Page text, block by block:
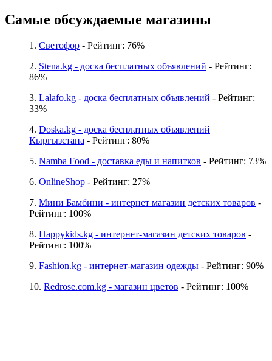
Самые обсуждаемые магазины
1. Светофор - Рейтинг: 76%
2. Stena.kg - доска бесплатных объявлений - Рейтинг:
86%
3. Lalafo.kg - доска бесплатных объявлений - Рейтинг:
33%
4. Doska.kg - доска бесплатных объявлений
Кыргызстана - Рейтинг: 80%
5. Namba Food - доставка еды и напитков - Рейтинг: 73%
6. OnlineShop - Рейтинг: 27%
7. Мини Бамбини - интернет магазин детских товаров -
Рейтинг: 100%
8. Happykids.kg - интернет-магазин детских товаров -
Рейтинг: 100%
9. Fashion.kg - интернет-магазин одежды - Рейтинг: 90%
10. Redrose.com.kg - магазин цветов - Рейтинг: 100%